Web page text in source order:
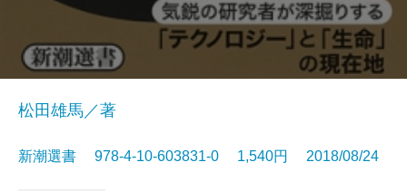
松田雄馬／著
新潮選書 978-4-10-603831-0 1,540円 2018/08/24